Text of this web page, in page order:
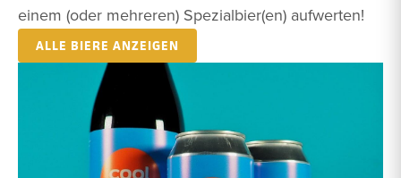
einem (oder mehreren) Spezialbier(en) aufwerten!
ALLE BIERE ANZEIGEN